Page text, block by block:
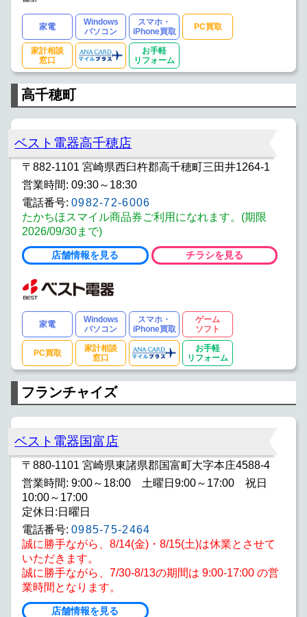
家電
Windows
パソコン
スマホ・
iPhone買取
PC買取
家計相談
窓口
お手軽
リフォーム
高千穂町
ベスト電器高千穂店
〒882-1101 宮崎県西臼杵郡高千穂町三田井1264-1
営業時間: 09:30～18:30
電話番号: 0982-72-6006
たかちほスマイル商品券ご利用になれます。(期限
2026/09/30まで)
店舗情報を見る チラシを見る
家電
Windows
パソコン
スマホ・
iPhone買取
ゲーム
ソフト
PC買取
家計相談
窓口
お手軽
リフォーム
フランチャイズ
ベスト電器国富店
〒880-1101 宮崎県東諸県郡国富町大字本庄4588-4
営業時間: 9:00～18:00 土曜日9:00～17:00 祝日
10:00～17:00
定休日:日曜日
電話番号: 0985-75-2464
誠に勝手ながら、8/14(金)・8/15(土)は休業とさせて
いただきます。
誠に勝手ながら、7/30-8/13の期間は 9:00-17:00 の営
業時間となります。
店舗情報を見る